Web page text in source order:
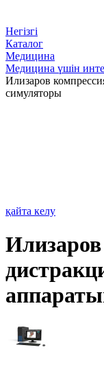
Негізгі
Каталог
Медицина
Медицина үшін
Илизаров
симуляторы
қайта келу